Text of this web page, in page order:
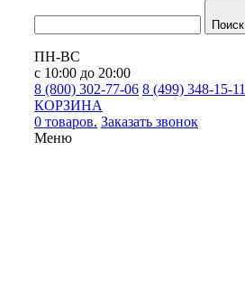
Поиск
ПН-ВС
с 10:00 до 20:00
8 (800) 302-77-06 8 (499) 348-15-11
КОРЗИНА
0 товаров. Заказать звонок
Меню